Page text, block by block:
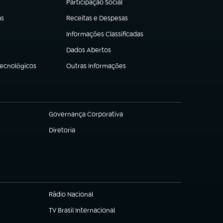
Participação Social
(abre em nova aba)
Receitas e Despesas
(abre em nova aba)
Informações Classificadas
(abre em nova aba)
Dados Abertos
(abre em nova aba)
Outras Informações
(abre em nova aba)
Governança Corporativa
(abre em nova aba)
Diretoria
(abre em nova aba)
Rádio Nacional
TV Brasil Internacional
(abre em nova aba)